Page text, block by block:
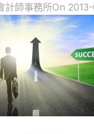
計師事務所On